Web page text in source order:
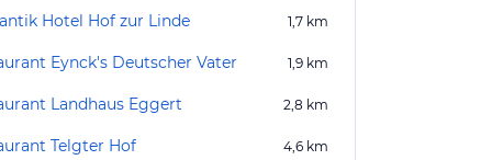
Hotel Hof zur Linde 1,7 km
Eynck's Deutscher Vater 1,9 km
Landhaus Eggert 2,8 km
Telgter Hof 4,6 km